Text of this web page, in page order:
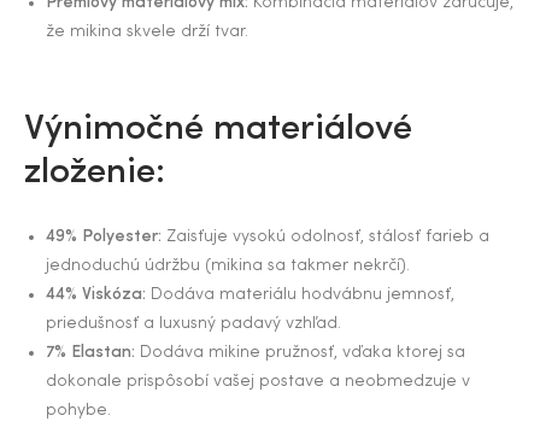
že mikina skvele drží tvar.
​Výnimočné materiálové
zloženie:
49% Polyester: Zaisťuje vysokú odolnosť, stálosť farieb a
jednoduchú údržbu (mikina sa takmer nekrčí).
44% Viskóza: Dodáva materiálu hodvábnu jemnosť,
priedušnosť a luxusný padavý vzhľad.
7% Elastan: Dodáva mikine pružnosť, vďaka ktorej sa
dokonale prispôsobí vašej postave a neobmedzuje v
pohybe.